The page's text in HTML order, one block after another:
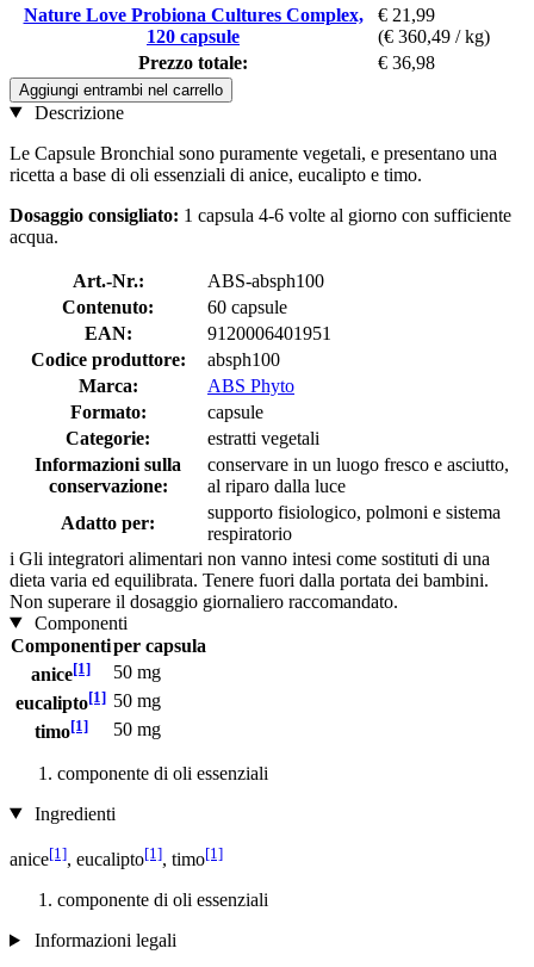
Nature Love Probiona Cultures Complex,
120 capsule
€ 21,99
(€ 360,49 / kg)
Prezzo totale:
€ 36,98
Aggiungi entrambi nel carrello
Descrizione
Le Capsule Bronchial sono puramente vegetali, e presentano una
ricetta a base di oli essenziali di anice, eucalipto e timo.
Dosaggio consigliato: 1 capsula 4-6 volte al giorno con sufficiente
acqua.
Art.-Nr.:
ABS-absph100
Contenuto:
60 capsule
EAN:
9120006401951
Codice produttore:
absph100
Marca:
ABS Phyto
Formato:
capsule
Categorie:
estratti vegetali
Informazioni sulla
conservazione:
conservare in un luogo fresco e asciutto,
al riparo dalla luce
Adatto per:
supporto fisiologico, polmoni e sistema
respiratorio
i Gli integratori alimentari non vanno intesi come sostituti di una
dieta varia ed equilibrata. Tenere fuori dalla portata dei bambini.
Non superare il dosaggio giornaliero raccomandato.
Componenti
Componentiper capsula
anice[1]
50 mg
eucalipto[1] 50 mg
timo[1] 50 mg
componente di oli essenziali
Ingredienti
anice[1], eucalipto[1], timo[1]
componente di oli essenziali
Informazioni legali